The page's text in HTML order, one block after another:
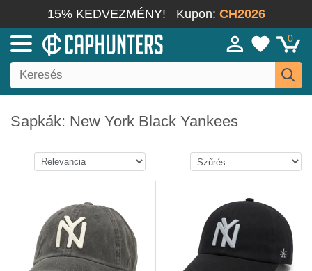
15% KEDVEZMÉNY! Kupon: CH2026
0
Sapkák: New York Black Yankees